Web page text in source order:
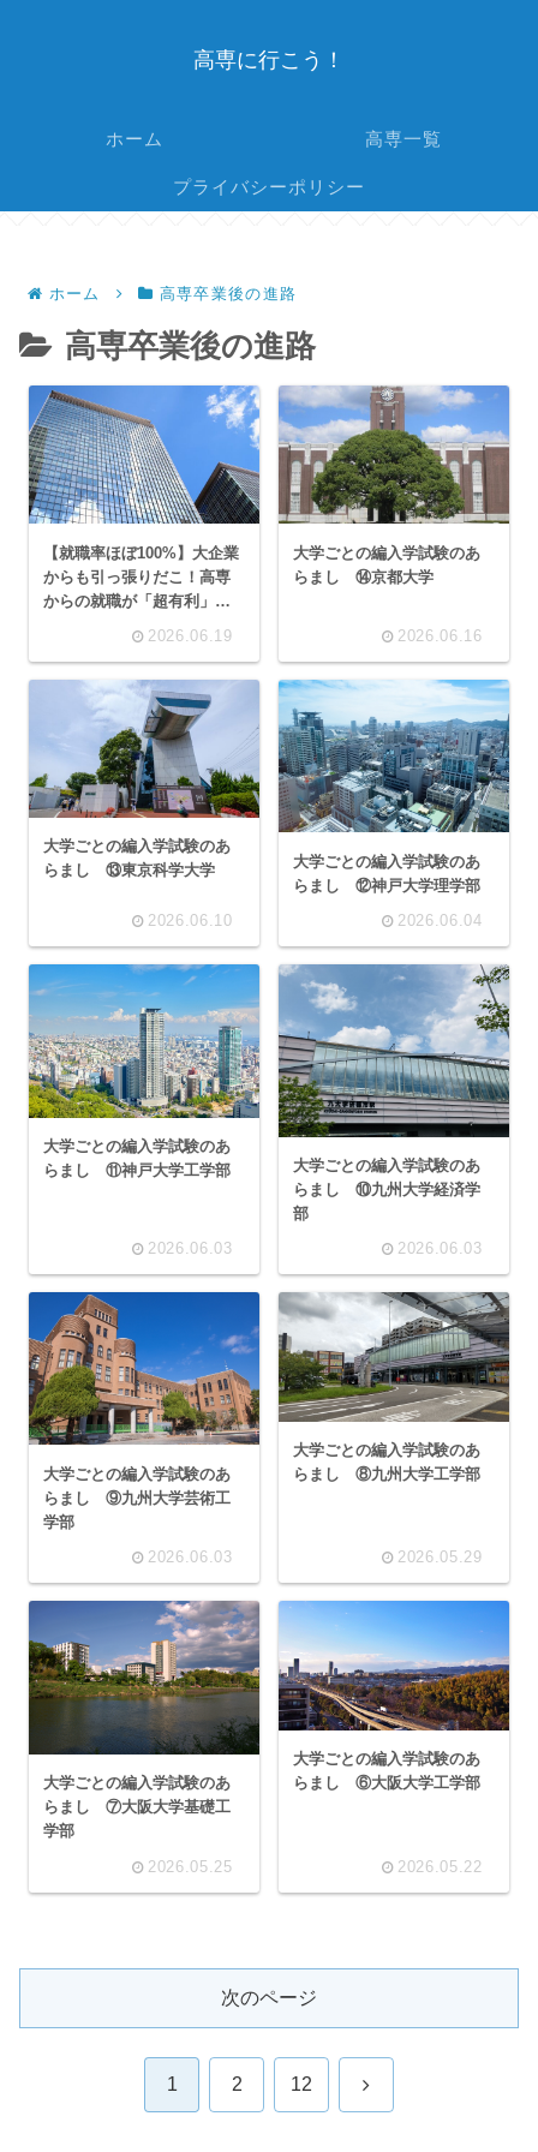
高専に行こう！
ホーム 高専一覧
プライバシーポリシー
ホーム 高専卒業後の進路
高専卒業後の進路
【就職率ほぼ100%】大企業
からも引っ張りだこ！高専
からの就職が「超有利」と
2026.06.19
大学ごとの編入学試験のあ
らまし ⑭京都大学
2026.06.16
大学ごとの編入学試験のあ
らまし ⑬東京科学大学
2026.06.10
大学ごとの編入学試験のあ
らまし ⑫神戸大学理学部
2026.06.04
大学ごとの編入学試験のあ
らまし ⑪神戸大学工学部
2026.06.03
大学ごとの編入学試験のあ
らまし ⑩九州大学経済学
部
2026.06.03
大学ごとの編入学試験のあ
らまし ⑨九州大学芸術工
学部
2026.06.03
大学ごとの編入学試験のあ
らまし ⑧九州大学工学部
2026.05.29
大学ごとの編入学試験のあ
らまし ⑦大阪大学基礎工
学部
2026.05.25
大学ごとの編入学試験のあ
らまし ⑥大阪大学工学部
2026.05.22
次のページ
1 2 12 次